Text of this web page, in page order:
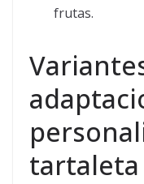
frutas.
tartaleta